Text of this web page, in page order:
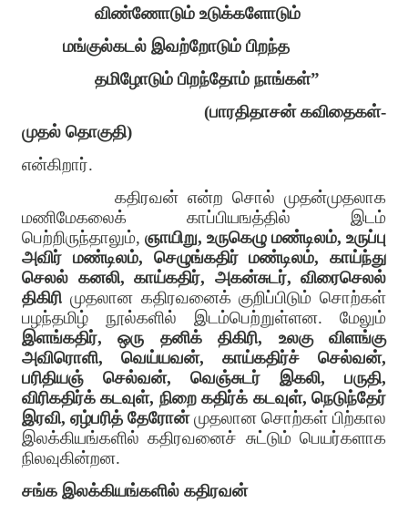
விண்ணோடும் உடுக்களோடும்
மங்குல்கடல் இவற்றோடும் பிறந்த
தமிழோடும் பிறந்தோம் நாங்கள்”
(பாரதிதாசன் கவிதைகள்-
முதல் தொகுதி)
என்கிறார்.
கதிரவன் என்ற சொல் முதன்முதலாக
மணிமேகலைக் காப்பியஙத்தில் இடம்
பெற்றிருந்தாலும், ஞாயிறு, உருகெழு மண்டிலம், உருப்பு
அவிர் மண்டிலம், செழுங்கதிர் மண்டிலம், காய்ந்து
செலல் கனலி, காய்கதிர், அகன்சுடர், விரைசெலல்
திகிரி முதலான கதிரவனைக் குறிப்பிடும் சொற்கள்
பழந்தமிழ் நூல்களில் இடம்பெற்றுள்ளன. மேலும்
இளங்கதிர்,ஒரு தனிக் திகிரி, உலகு விளங்கு
அவிரொளி, வெய்யவன், காய்கதிர்ச் செல்வன்,
பரிதியஞ் செல்வன், வெஞ்சுடர் இகலி, பருதி,
விரிகதிர்க் கடவுள், நிறை கதிர்க் கடவுள்,நெடுந்தேர்
இரவி, ஏழ்பரித் தேரோன்முதலான சொற்கள் பிற்கால
இலக்கியங்களில் கதிரவனைச் சுட்டும் பெயர்களாக
நிலவுகின்றன.
சங்க இலக்கியங்களில் கதிரவன்